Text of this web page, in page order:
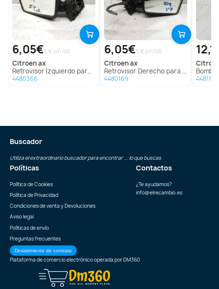
6,05€5 € sin IVA
citroenax
Retrovisor Izquierdo para Citroën Ax
4480366
6,05€5 € sin IVA
citroenax
Retrovisor Derecho para Citroën Ax
4480169
Bomba
4481178
Buscador
Utiliza el extraordinario buscador para encontrar ... lo que buscas
Políticas
Política de Cookies
Política de Privacidad
Condiciones de venta y Devoluciones
Aviso legal
Políticas de envío
Preguntas frecuentes
Desistimiento de contrato
Contactos
¿Te ayudamos?
info@elrecambio.es
Plataforma de comercio electrónico operada porDM360